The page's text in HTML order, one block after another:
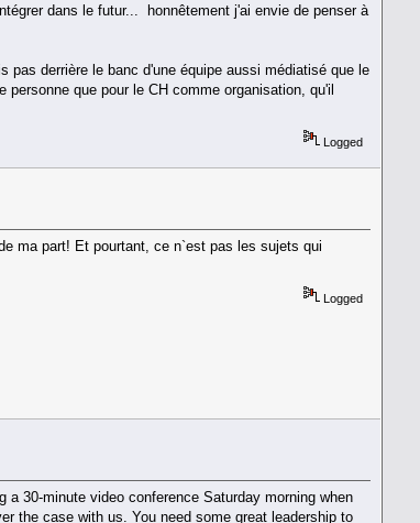
dans le futur... honnêtement j'ai envie de penser à
derrière le banc d'une équipe aussi médiatisé que le
que pour le CH comme organisation, qu'il
Logged
ma part! Et pourtant, ce n`est pas les sujets qui
Logged
a 30-minute video conference Saturday morning when
the case with us. You need some great leadership to